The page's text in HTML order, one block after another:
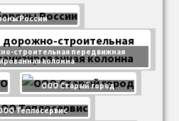
России
строительная передвижная
колонна
ООО Старый город
Теплосервис